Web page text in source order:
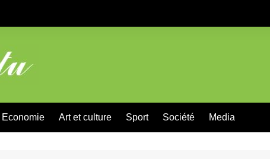
Economie Art et culture Sport Société Media